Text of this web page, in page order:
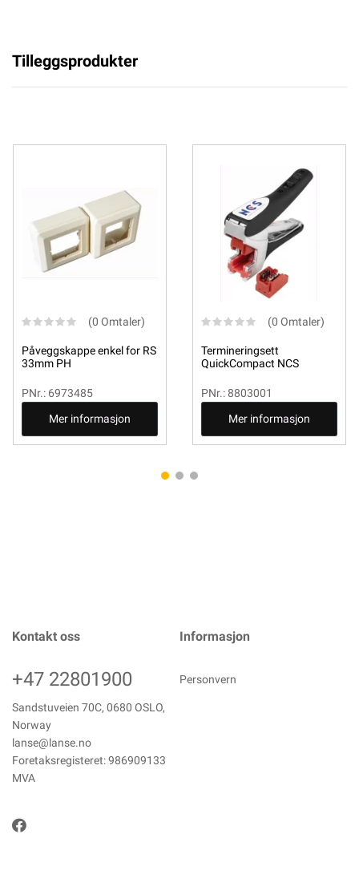
Tilleggsprodukter
(0 Omtaler)
Påveggskappe enkel for RS
33mm PH
PNr.: 6973485
Mer informasjon
(0 Omtaler)
Termineringsett
QuickCompact NCS
PNr.: 8803001
Mer informasjon
Kontakt oss
+47 22801900
Sandstuveien 70C, 0680 OSLO,
Norway
lanse@lanse.no
Foretaksregisteret: 986909133
MVA
Informasjon
Personvern